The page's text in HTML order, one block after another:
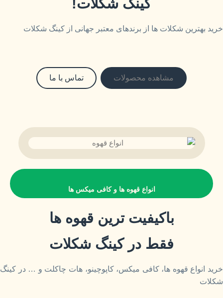
کینگ شکلات!
خرید بهترین شکلات ها از برندهای معتبر جهانی از کینگ شکلات
مشاهده محصولات تماس با ما
انواع قهوه ها و کافی میکس ها
باکیفیت ترین قهوه ها
فقط در کینگ شکلات
خرید انواع قهوه ها، کافی میکس، کاپوچینو، هات چاکلت و … در کینگ
شکلات